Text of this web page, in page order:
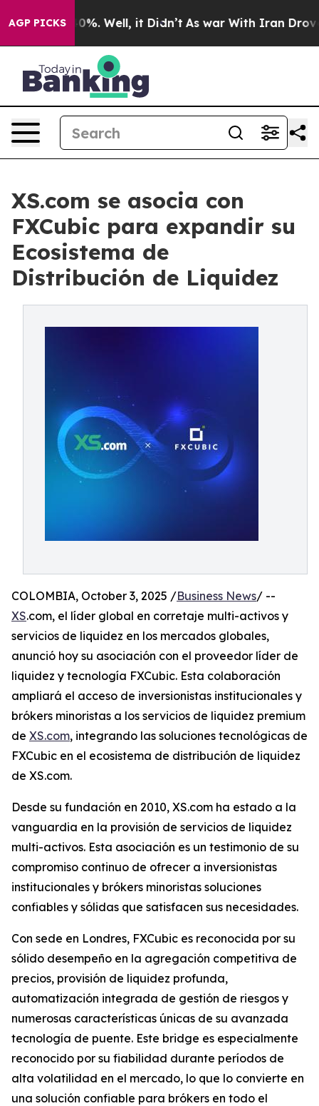
AGP PICKS40%. Well, it Didn’t As war With Iran Drove oil
XS.com se asocia con
FXCubic para expandir su
Ecosistema de
Distribución de Liquidez
COLOMBIA, October 3, 2025 /Business News/ --
XS.com, el líder global en corretaje multi-activos y
servicios de liquidez en los mercados globales,
anunció hoy su asociación con el proveedor líder de
liquidez y tecnología FXCubic. Esta colaboración
ampliará el acceso de inversionistas institucionales y
brókers minoristas a los servicios de liquidez premium
de XS.com, integrando las soluciones tecnológicas de
FXCubic en el ecosistema de distribución de liquidez
de XS.com.
Desde su fundación en 2010, XS.com ha estado a la
vanguardia en la provisión de servicios de liquidez
multi-activos. Esta asociación es un testimonio de su
compromiso continuo de ofrecer a inversionistas
institucionales y brókers minoristas soluciones
confiables y sólidas que satisfacen sus necesidades.
Con sede en Londres, FXCubic es reconocida por su
sólido desempeño en la agregación competitiva de
precios, provisión de liquidez profunda,
automatización integrada de gestión de riesgos y
numerosas características únicas de su avanzada
tecnología de puente. Este bridge es especialmente
reconocido por su fiabilidad durante períodos de
alta volatilidad en el mercado, lo que lo convierte en
una solución confiable para brókers en todo el